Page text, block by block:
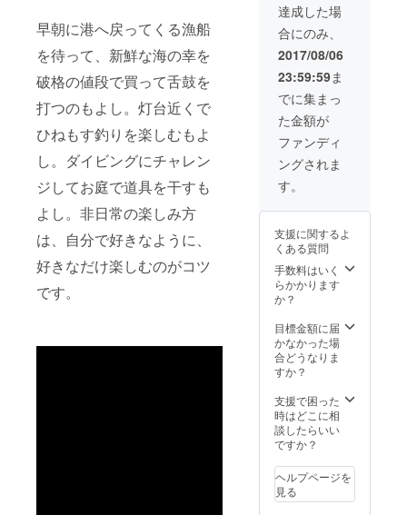
早朝に港へ戻ってくる漁船
を待って、新鮮な海の幸を
破格の値段で買って舌鼓を
打つのもよし。灯台近くで
ひねもす釣りを楽しむもよ
し。ダイビングにチャレン
ジしてお庭で道具を干すも
よし。非日常の楽しみ方
は、自分で好きなように、
好きなだけ楽しむのがコツ
です。
達成した場
合にのみ、
2017/08/06
23:59:59ま
でに集まっ
た金額が
ファンディ
ングされま
す。
支援に関するよ
くある質問
手数料はいく
らかかります
か？
目標金額に届
かなかった場
合どうなりま
すか？
支援で困った
時はどこに相
談したらいい
ですか？
ヘルプページを
見る